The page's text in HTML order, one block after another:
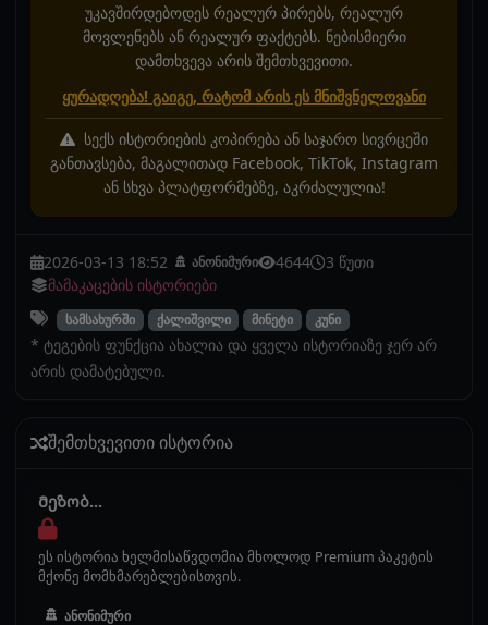
უკავშირდებოდეს რეალურ პირებს, რეალურ
მოვლენებს ან რეალურ ფაქტებს. ნებისმიერი
დამთხვევა არის შემთხვევითი.
ყურადღება! გაიგე, რატომ არის ეს მნიშვნელოვანი
სექს ისტორიების კოპირება ან საჯარო სივრცეში
განთავსება, მაგალითად Facebook, TikTok, Instagram
ან სხვა პლატფორმებზე, აკრძალულია!
2026-03-13 18:52 ანონიმური 4644
3 წუთი
მამაკაცების ისტორიები
სამსახურში ქალიშვილი მინეტი კუნი
* ტეგების ფუნქცია ახალია და ყველა ისტორიაზე ჯერ არ
არის დამატებული.
შემთხვევითი ისტორია
Მეზობ...
ეს ისტორია ხელმისაწვდომია მხოლოდ Premium პაკეტის
მქონე მომხმარებლებისთვის.
ანონიმური